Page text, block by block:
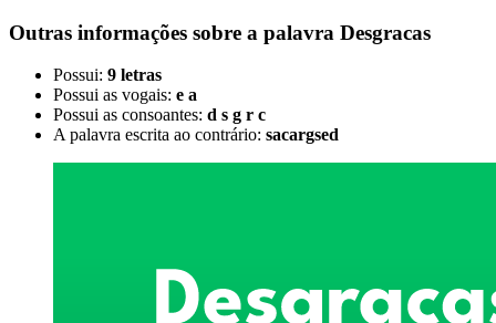
Outras informações sobre a palavra Desgracas
Possui: 9 letras
Possui as vogais: e a
Possui as consoantes: d s g r c
A palavra escrita ao contrário: sacargsed